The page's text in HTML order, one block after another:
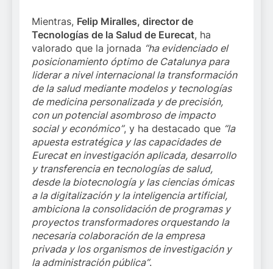
Mientras, Felip Miralles, director de
Tecnologías de la Salud de Eurecat, ha
valorado que la jornada “ha evidenciado el
posicionamiento óptimo de Catalunya para
liderar a nivel internacional la transformación
de la salud mediante modelos y tecnologías
de medicina personalizada y de precisión,
con un potencial asombroso de impacto
social y económico”, y ha destacado que “la
apuesta estratégica y las capacidades de
Eurecat en investigación aplicada, desarrollo
y transferencia en tecnologías de salud,
desde la biotecnología y las ciencias ómicas
a la digitalización y la inteligencia artificial,
ambiciona la consolidación de programas y
proyectos transformadores orquestando la
necesaria colaboración de la empresa
privada y los organismos de investigación y
la administración pública”.